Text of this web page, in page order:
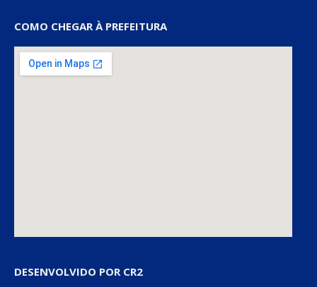
COMO CHEGAR À PREFEITURA
DESENVOLVIDO POR CR2